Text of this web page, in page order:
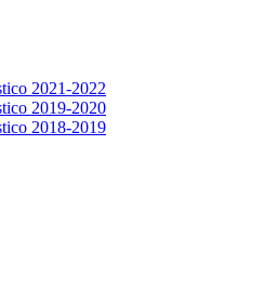
2021-2022
2019-2020
2018-2019